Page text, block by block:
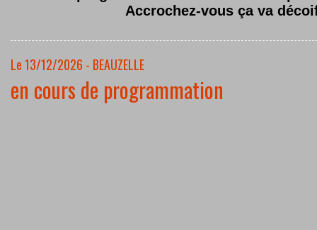
Accrochez-vous ça va
Le 13/12/2026 - BEAUZELLE
en cours de programmation